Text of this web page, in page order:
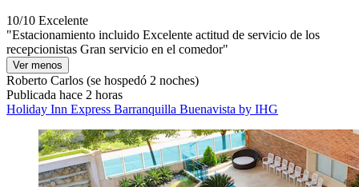
10/10 Excelente
"Estacionamiento incluido Excelente actitud de servicio de los
recepcionistas Gran servicio en el comedor"
Ver menos
Roberto Carlos (se hospedó 2 noches)
Publicada hace 2 horas
Holiday Inn Express Barranquilla Buenavista by IHG